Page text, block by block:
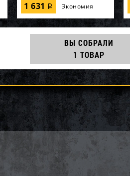
1 631 i Экономия
AQ25186, KOKIDO, Уборочный
комплект Kokido Classic
ВЫ СОБРАЛИ
1 ТОВАР